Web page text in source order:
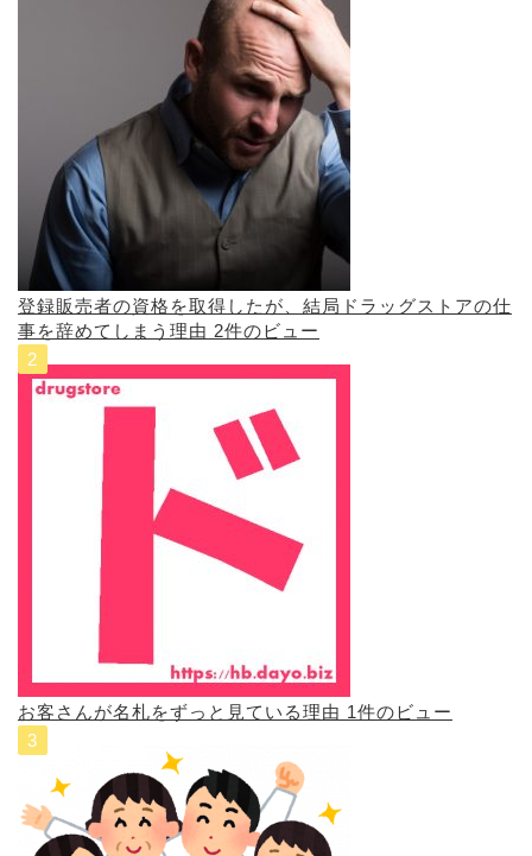
登録販売者の資格を取得したが、結局ドラッグストアの仕
事を辞めてしまう理由 2件のビュー
お客さんが名札をずっと見ている理由 1件のビュー